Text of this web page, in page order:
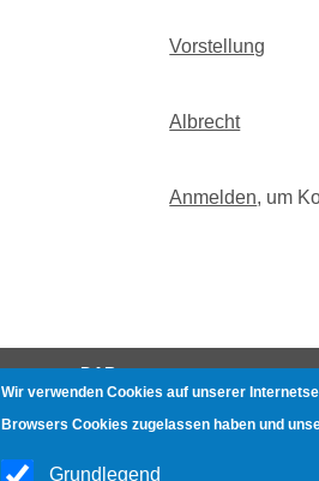
Vorstellung
Albrecht
Anmelden, um
DAB
Wir verwenden Cookies auf unserer
Browsers Cookies zugelassen haben und
Grundlegend